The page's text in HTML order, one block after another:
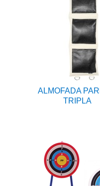
ALMOFADA
TRIPLA